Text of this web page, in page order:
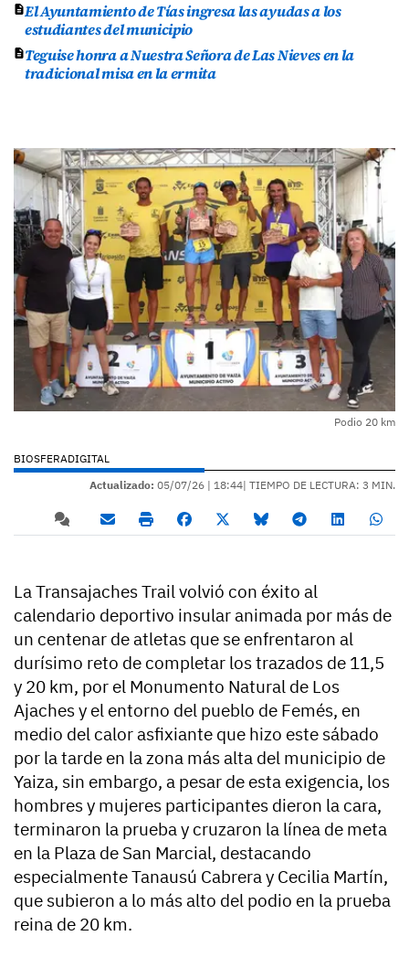
El Ayuntamiento de Tías ingresa las ayudas a los
estudiantes del municipio
Teguise honra a Nuestra Señora de Las Nieves en la
tradicional misa en la ermita
Podio 20 km
BIOSFERADIGITAL
Actualizado: 05/07/26 | 18:44| TIEMPO DE LECTURA: 3 MIN.
La Transajaches Trail volvió con éxito al
calendario deportivo insular animada por más de
un centenar de atletas que se enfrentaron al
durísimo reto de completar los trazados de 11,5
y 20 km, por el Monumento Natural de Los
Ajaches y el entorno del pueblo de Femés, en
medio del calor asfixiante que hizo este sábado
por la tarde en la zona más alta del municipio de
Yaiza, sin embargo, a pesar de esta exigencia, los
hombres y mujeres participantes dieron la cara,
terminaron la prueba y cruzaron la línea de meta
en la Plaza de San Marcial, destacando
especialmente Tanausú Cabrera y Cecilia Martín,
que subieron a lo más alto del podio en la prueba
reina de 20 km.